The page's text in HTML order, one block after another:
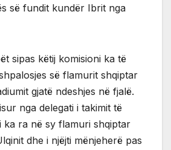
së fundit kundër Ibrit nga
sipas këtij komisioni ka të
së flamurit shqiptar
gjatë ndeshjes në fjalë.
nga delegati i takimit të
ka ra në sy flamuri shqiptar
dhe i njëjti mënjeherë pas